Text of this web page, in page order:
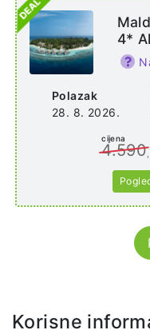
Polazak
28. 8. 2026.
4*
cijena
4.590
Korisne